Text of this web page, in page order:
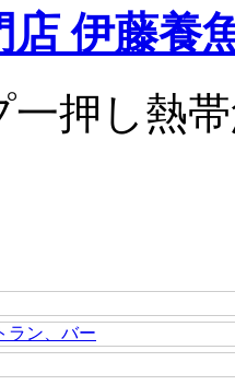
店 伊藤養
一押し熱